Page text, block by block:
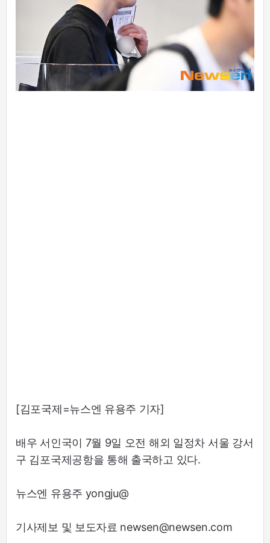
[김포국제=뉴스엔 유용주 기자]
배우 서인국이 7월 9일 오전 해외 일정차 서울 강서
구 김포국제공항을 통해 출국하고 있다.
뉴스엔 유용주 yongju@
기사제보 및 보도자료 newsen@newsen.com